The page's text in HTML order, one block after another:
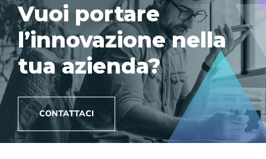
Vuoi portare
l’innovazione nella
tua azienda?
CONTATTACI